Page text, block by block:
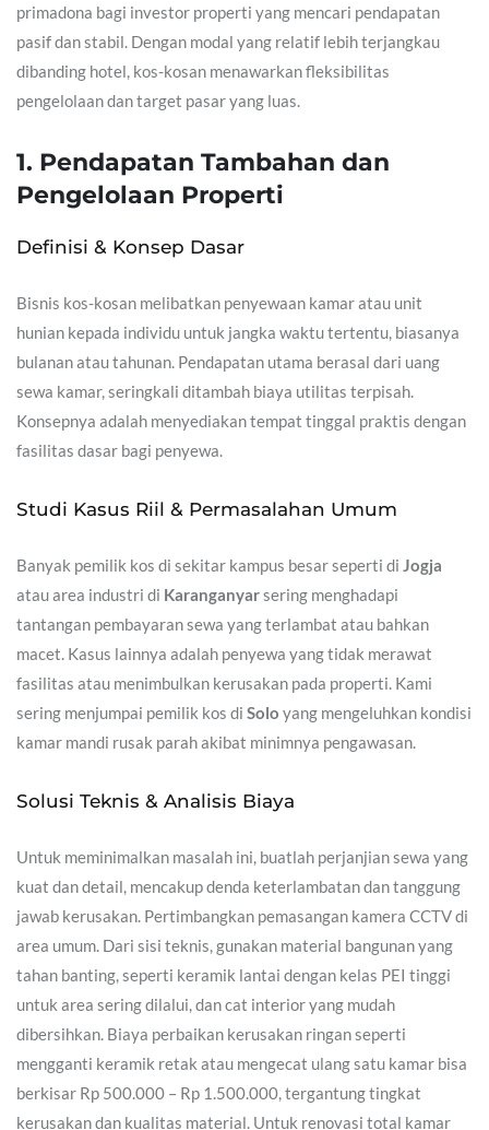
primadona bagi investor properti yang mencari pendapatan
pasif dan stabil. Dengan modal yang relatif lebih terjangkau
dibanding hotel, kos-kosan menawarkan fleksibilitas
pengelolaan dan target pasar yang luas.
1. Pendapatan Tambahan dan
Pengelolaan Properti
Definisi & Konsep Dasar
Bisnis kos-kosan melibatkan penyewaan kamar atau unit
hunian kepada individu untuk jangka waktu tertentu, biasanya
bulanan atau tahunan. Pendapatan utama berasal dari uang
sewa kamar, seringkali ditambah biaya utilitas terpisah.
Konsepnya adalah menyediakan tempat tinggal praktis dengan
fasilitas dasar bagi penyewa.
Studi Kasus Riil & Permasalahan Umum
Banyak pemilik kos di sekitar kampus besar seperti di Jogja
atau area industri di Karanganyarsering menghadapi
tantangan pembayaran sewa yang terlambat atau bahkan
macet. Kasus lainnya adalah penyewa yang tidak merawat
fasilitas atau menimbulkan kerusakan pada properti. Kami
sering menjumpai pemilik kos di Solo yang mengeluhkan kondisi
kamar mandi rusak parah akibat minimnya pengawasan.
Solusi Teknis & Analisis Biaya
Untuk meminimalkan masalah ini, buatlah perjanjian sewa yang
kuat dan detail, mencakup denda keterlambatan dan tanggung
jawab kerusakan. Pertimbangkan pemasangan kamera CCTV di
area umum. Dari sisi teknis, gunakan material bangunan yang
tahan banting, seperti keramik lantai dengan kelas PEI tinggi
untuk area sering dilalui, dan cat interior yang mudah
dibersihkan. Biaya perbaikan kerusakan ringan seperti
mengganti keramik retak atau mengecat ulang satu kamar bisa
berkisar Rp 500.000 – Rp 1.500.000, tergantung tingkat
kerusakan dan kualitas material. Untuk renovasi total kamar